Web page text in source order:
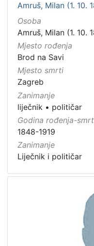
Amruš, Milan (1. 10.
Osoba
Amruš, Milan (1. 10.
Mjesto rođenja
Brod na Savi
Mjesto smrti
Zagreb
Zanimanje
liječnik • političar
Godina rođenja-
1848-1919
Zanimanje
Liječnik i političar